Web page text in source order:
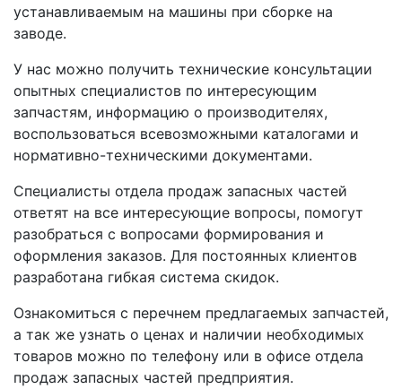
устанавливаемым на машины при сборке на
заводе.
У нас можно получить технические консультации
опытных специалистов по интересующим
запчастям, информацию о производителях,
воспользоваться всевозможными каталогами и
нормативно-техническими документами.
Специалисты отдела продаж запасных частей
ответят на все интересующие вопросы, помогут
разобраться с вопросами формирования и
оформления заказов. Для постоянных клиентов
разработана гибкая система скидок.
Ознакомиться с перечнем предлагаемых запчастей,
а так же узнать о ценах и наличии необходимых
товаров можно по телефону или в офисе отдела
продаж запасных частей предприятия.